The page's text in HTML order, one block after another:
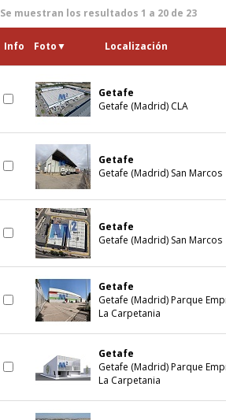
Se muestran los resultados 1 a 20 de 23
Info Foto▼ Localización
Getafe
Getafe (Madrid) CLA
Getafe
Getafe (Madrid) San Marcos
Getafe
Getafe (Madrid) San Marcos
Getafe
Getafe (Madrid) Parque
La Carpetania
Getafe
Getafe (Madrid) Parque
La Carpetania